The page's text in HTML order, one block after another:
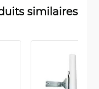
similaires